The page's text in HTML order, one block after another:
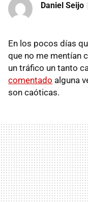
Daniel Seijo
En los pocos días
que no me mentían
un tráfico un tanto
comentado alguna
son caóticas.